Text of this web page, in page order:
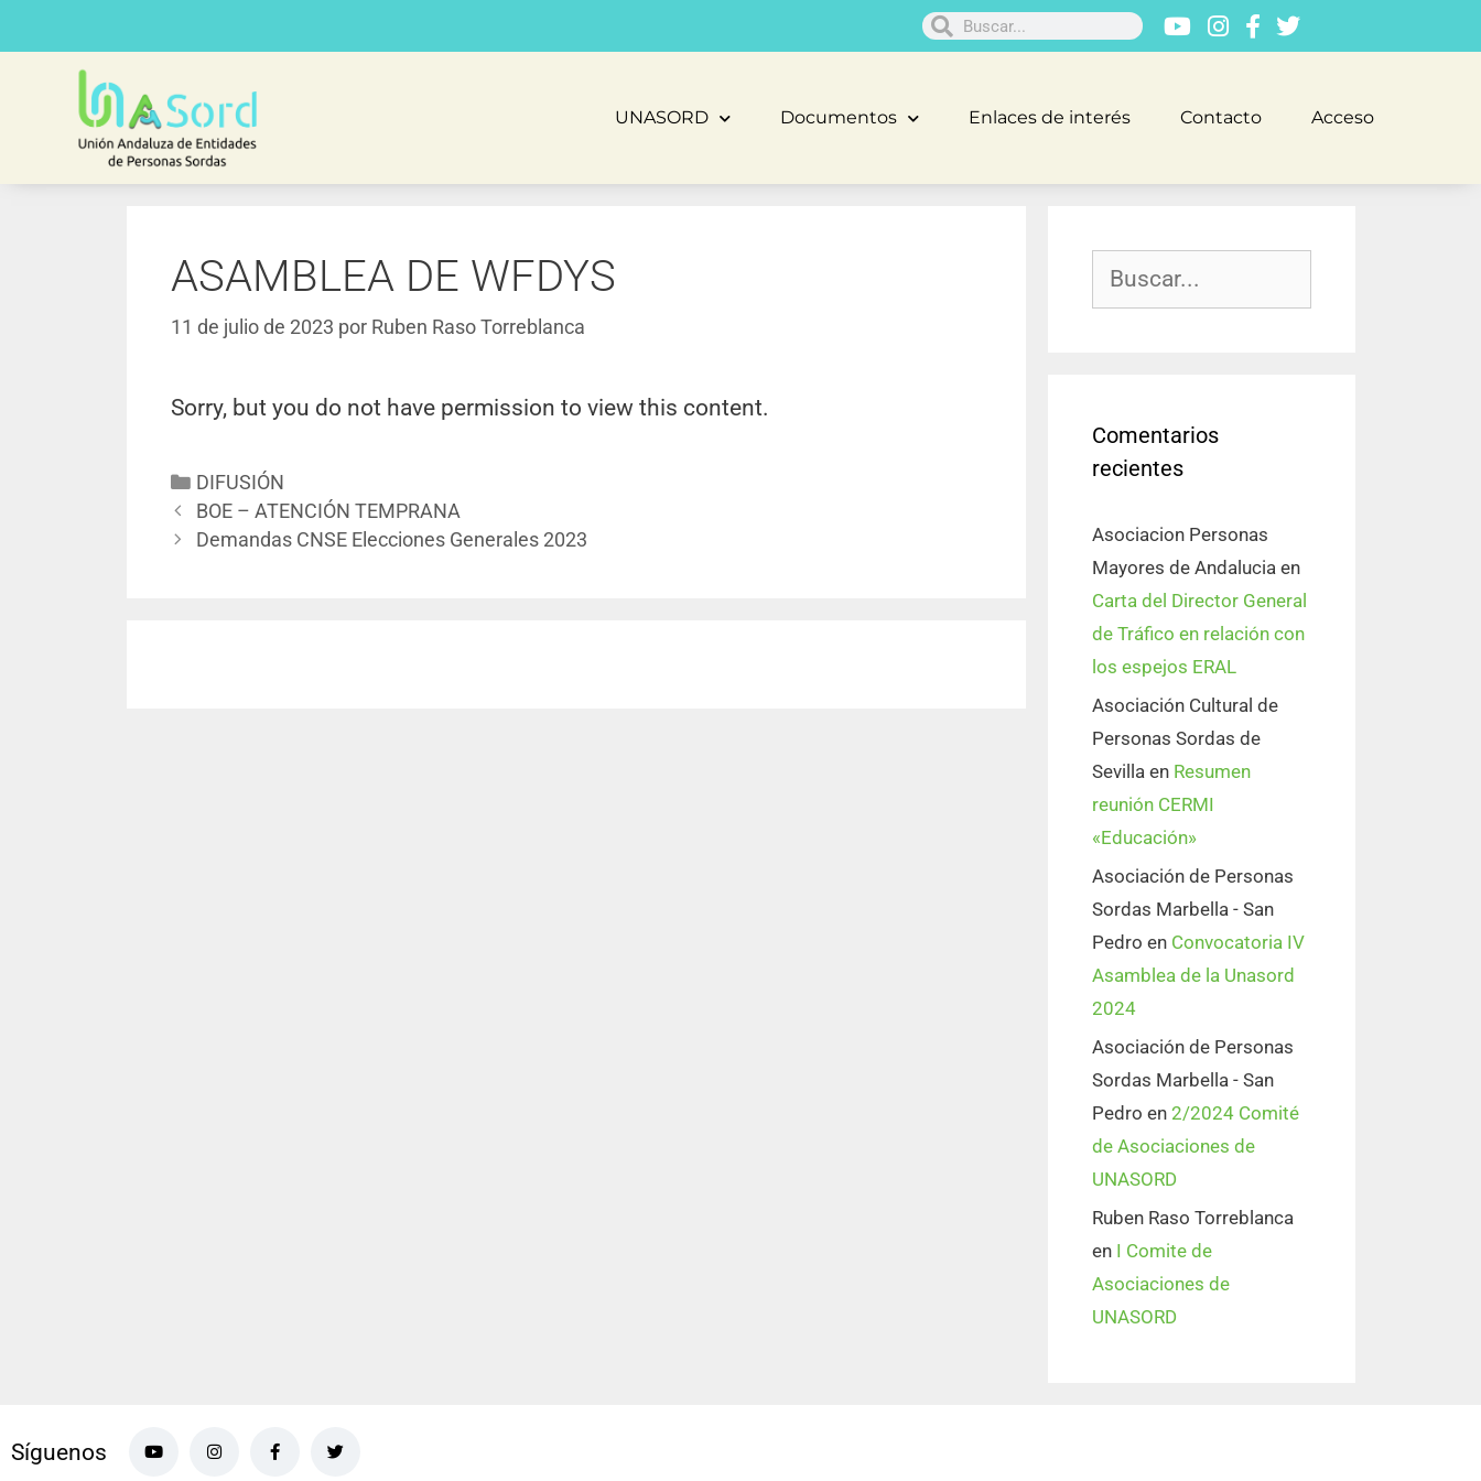
UNASORD Documentos Enlaces de interés Contacto Acceso
ASAMBLEA DE WFDYS
11 de julio de 2023 por Ruben Raso Torreblanca
Sorry, but you do not have permission to view this content.
DIFUSIÓN
BOE – ATENCIÓN TEMPRANA
Demandas CNSE Elecciones Generales 2023
Comentarios
recientes
Asociacion Personas
Mayores de Andaluciaen
Carta del Director General
de Tráfico en relación con
los espejos ERAL
Asociación Cultural de
Personas Sordas de
Sevillaen Resumen
reunión CERMI
«Educación»
Asociación de Personas
Sordas Marbella - San
Pedro en Convocatoria IV
Asamblea de la Unasord
2024
Asociación de Personas
Sordas Marbella - San
Pedro en 2/2024 Comité
de Asociaciones de
UNASORD
Ruben Raso Torreblanca
en I Comite de
Asociaciones de
UNASORD
Síguenos